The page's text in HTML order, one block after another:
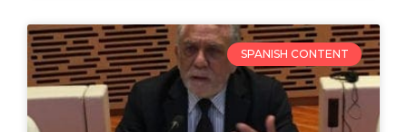
SPANISH CONTENT